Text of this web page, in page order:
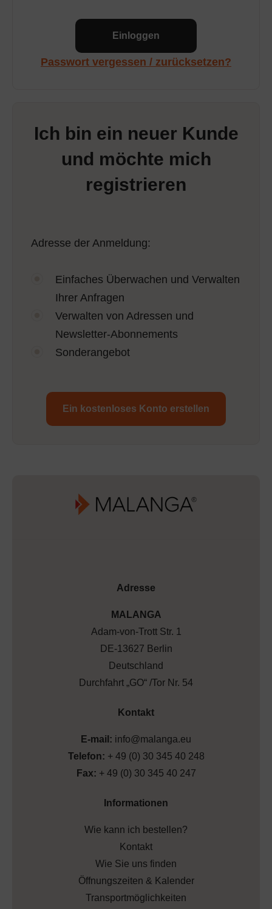
Einloggen
Passwort vergessen / zurücksetzen?
Ich bin ein neuer Kunde
und möchte mich
registrieren
Adresse der Anmeldung:
Einfaches Überwachen und Verwalten
Ihrer Anfragen
Verwalten von Adressen und
Newsletter-Abonnements
Sonderangebot
Ein kostenloses Konto erstellen
Adresse
MALANGA
Adam-von-Trott Str. 1
DE-13627 Berlin
Deutschland
Durchfahrt „GO“ /Tor Nr. 54
Kontakt
E-mail: info@malanga.eu
Telefon: + 49 (0) 30 345 40 248
Fax: + 49 (0) 30 345 40 247
Informationen
Wie kann ich bestellen?
Kontakt
Wie Sie uns finden
Öffnungszeiten & Kalender
Transportmöglichkeiten